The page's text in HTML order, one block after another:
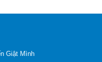
Giật Mình